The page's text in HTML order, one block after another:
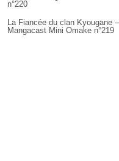
n°220
La Fiancée du clan Kyougane –
Mangacast Mini Omake n°219